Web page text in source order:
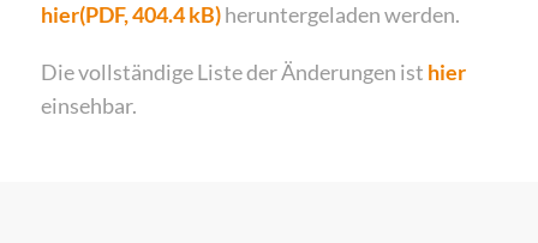
hier(PDF, 404.4 kB)heruntergeladen werden.
Die vollständige Liste der Änderungen ist hier
einsehbar.